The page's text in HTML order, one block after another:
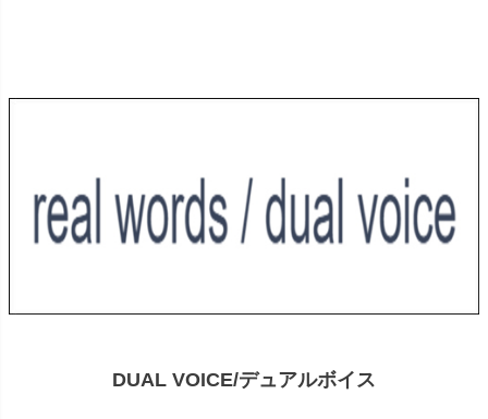
DUAL VOICE/デュアルボイス